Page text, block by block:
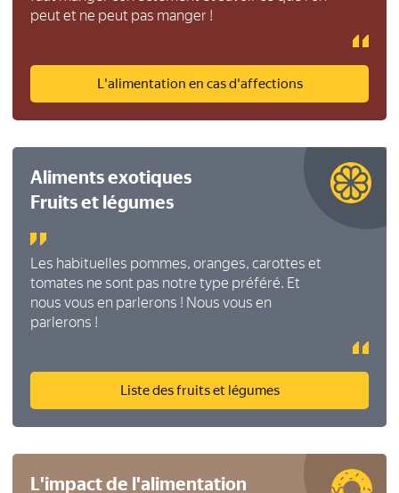
peut et ne peut pas manger !
L'alimentation en cas d'affections
Aliments exotiques
Fruits et légumes
Les habituelles pommes, oranges, carottes et
tomates ne sont pas notre type préféré. Et
nous vous en parlerons ! Nous vous en
parlerons !
Liste des fruits et légumes
L'impact de l'alimentation